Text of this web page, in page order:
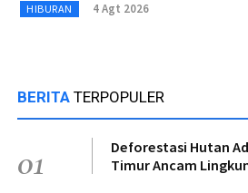
HIBURAN 4 Agt 2026
BERITA TERPOPULER
01
Deforestasi Hutan
Timur Ancam